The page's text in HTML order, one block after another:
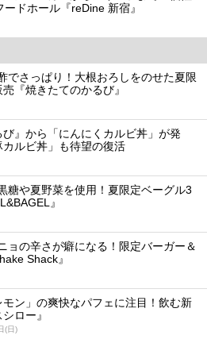
ドホール『reDine 新宿』
でさっぱり！大根おろしをのせた夏限
『焼きたてのかるび』
び』から「にんにくカルビ丼」が発
ルビ丼」も待望の復活
糖や夏野菜を使用！夏限定ベーグル3
』
ョの辛さが癖になる！限定バーガー＆
Shack』
ン」の爽快なパフェに注目！飲む新
ロー』
(日)